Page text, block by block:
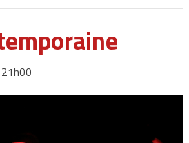
21h00